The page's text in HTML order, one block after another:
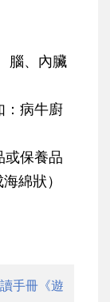
腦、內臟
：病牛廚
或保養品
綿狀）
手冊《遊